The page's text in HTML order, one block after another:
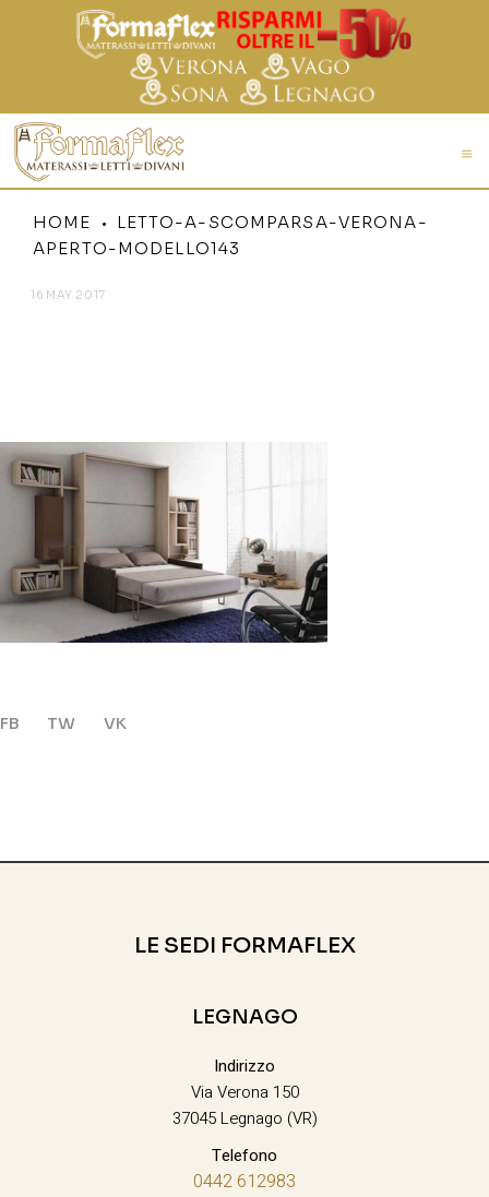
HOME
LETTO-A-SCOMPARSA-VERONA-
APERTO-MODELLO143
16 MAY 2017
FB TW VK
LE SEDI FORMAFLEX
LEGNAGO
Indirizzo
Via Verona 150
37045 Legnago (VR)
Telefono
0442 612983